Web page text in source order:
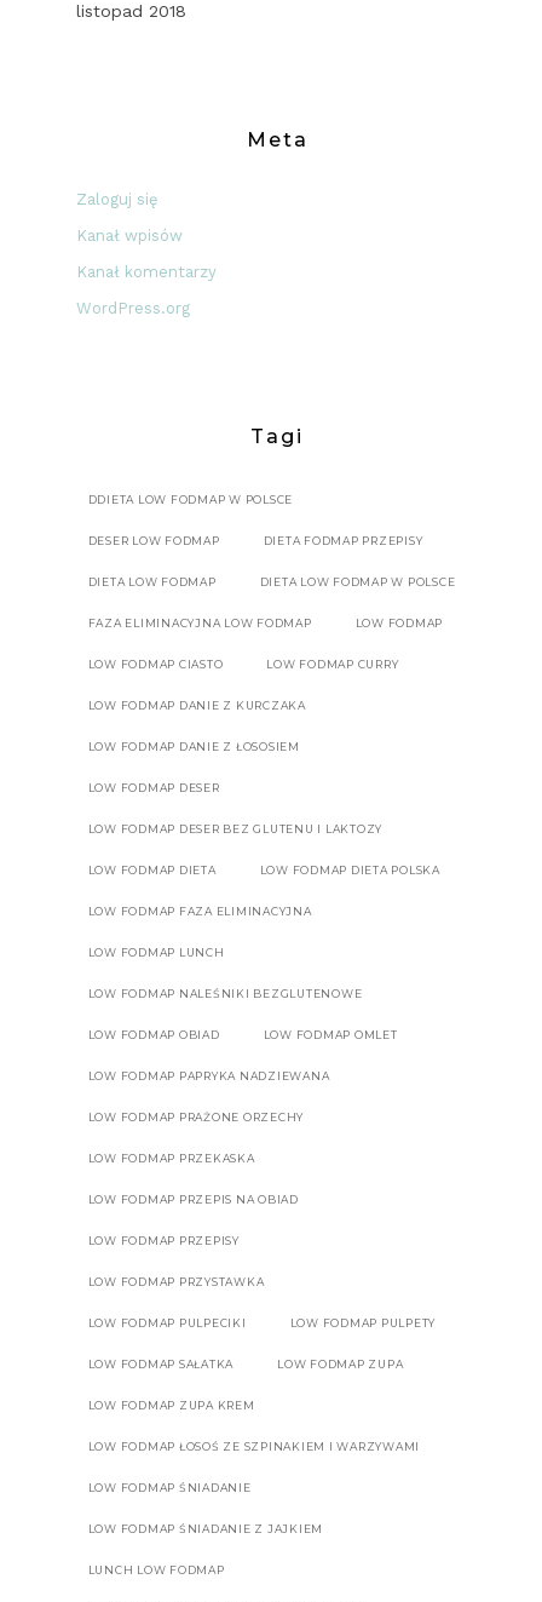
listopad 2018
Meta
Zaloguj się
Kanał wpisów
Kanał komentarzy
WordPress.org
Tagi
DDIETA LOW FODMAP W POLSCE
DESER LOW FODMAP DIETA FODMAP PRZEPISY
DIETA LOW FODMAP DIETA LOW FODMAP W POLSCE
FAZA ELIMINACYJNA LOW FODMAP LOW FODMAP
LOW FODMAP CIASTO LOW FODMAP CURRY
LOW FODMAP DANIE Z KURCZAKA
LOW FODMAP DANIE Z ŁOSOSIEM
LOW FODMAP DESER
LOW FODMAP DESER BEZ GLUTENU I LAKTOZY
LOW FODMAP DIETA LOW FODMAP DIETA POLSKA
LOW FODMAP FAZA ELIMINACYJNA
LOW FODMAP LUNCH
LOW FODMAP NALEŚNIKI BEZGLUTENOWE
LOW FODMAP OBIAD LOW FODMAP OMLET
LOW FODMAP PAPRYKA NADZIEWANA
LOW FODMAP PRAŻONE ORZECHY
LOW FODMAP PRZEKASKA
LOW FODMAP PRZEPIS NA OBIAD
LOW FODMAP PRZEPISY
LOW FODMAP PRZYSTAWKA
LOW FODMAP PULPECIKI LOW FODMAP PULPETY
LOW FODMAP SAŁATKA LOW FODMAP ZUPA
LOW FODMAP ZUPA KREM
LOW FODMAP ŁOSOŚ ZE SZPINAKIEM I WARZYWAMI
LOW FODMAP ŚNIADANIE
LOW FODMAP ŚNIADANIE Z JAJKIEM
LUNCH LOW FODMAP